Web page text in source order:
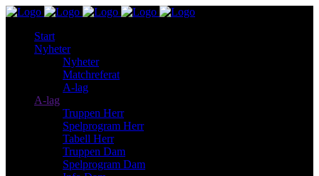
Start
Nyheter
Nyheter
Matchreferat
A-lag
A-lag
Truppen Herr
Spelprogram Herr
Tabell Herr
Truppen Dam
Spelprogram Dam